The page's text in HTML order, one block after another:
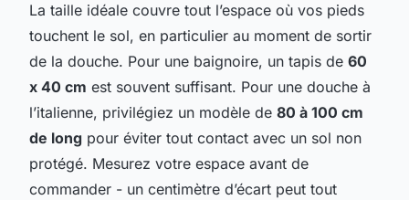
La taille idéale couvre tout l’espace où vos pieds
touchent le sol, en particulier au moment de sortir
de la douche. Pour une baignoire, un tapis de 60
x 40 cm est souvent suffisant. Pour une douche à
l’italienne, privilégiez un modèle de 80 à 100 cm
de long pour éviter tout contact avec un sol non
protégé. Mesurez votre espace avant de
commander - un centimètre d’écart peut tout